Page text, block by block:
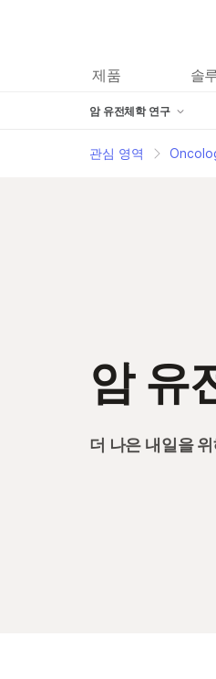
제품 솔
암 유전체학 연구
암 유전체학 연구
관심 영역
암 유
더 나은 내일을